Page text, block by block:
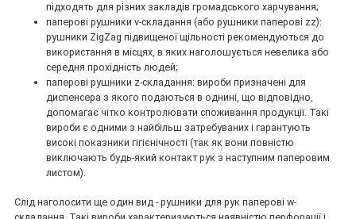
підходять для різних закладів громадського харчування;
паперові рушники v-складання (або рушники паперові zz):
рушники ZigZag підвищеної щільності рекомендуються до
використання в місцях, в яких наголошується невелика або
середня прохідність людей;
паперові рушники z-складання: вироби призначені для
диспенсера з якого подаються в однині, що відповідно,
допомагає чітко контролювати споживання продукції. Такі
вироби є одними з найбільш затребуваних і гарантують
високі показники гігієнічності (так як вони повністю
виключають будь-який контакт рук з наступним паперовим
листом).
Слід наголосити ще один вид - рушники для рук паперові w-